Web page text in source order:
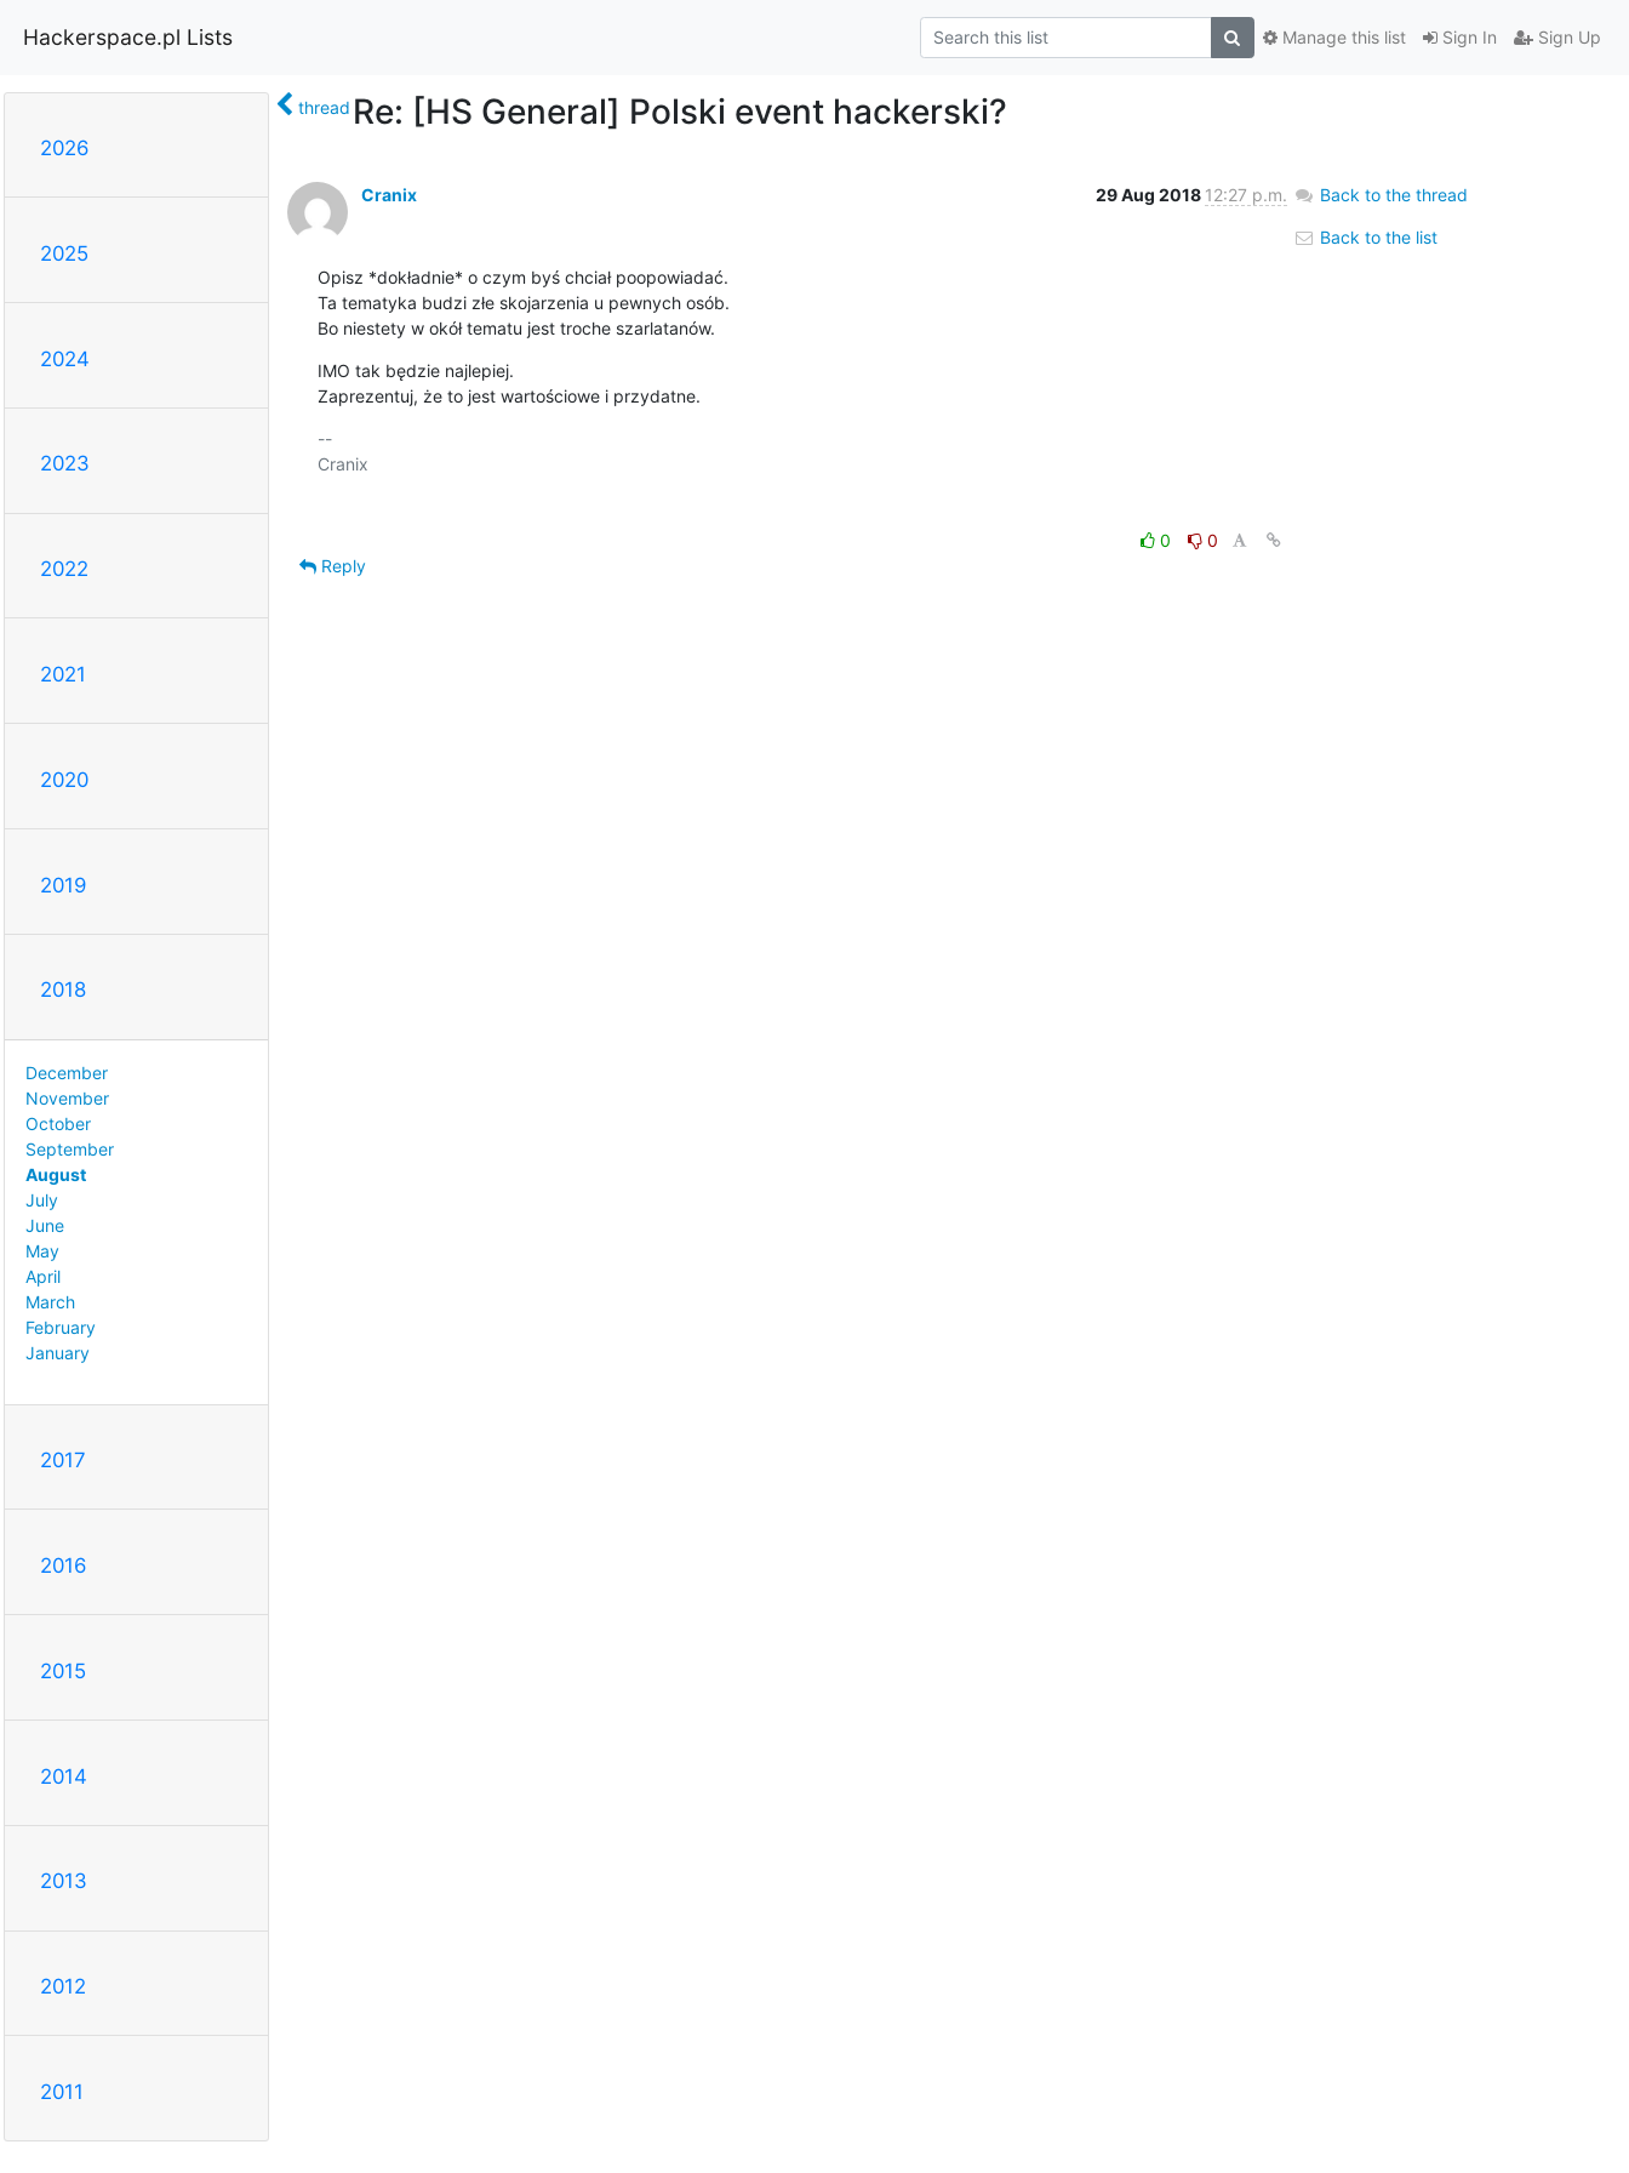
Hackerspace.pl Lists Sign In Sign Up
Manage this list
2026
2025
2024
2023
2022
2021
2020
2019
2018
December
November
October
September
August
July
June
May
April
March
February
January
2017
2016
2015
2014
2013
2012
2011
thread Re: [HS General] Polski event hackerski?
Cranix 29 Aug 2018 12:27 p.m.
Opisz *dokładnie* o czym byś chciał poopowiadać.
Ta tematyka budzi złe skojarzenia u pewnych osób.
Bo niestety w okół tematu jest troche szarlatanów.
IMO tak będzie najlepiej.
Zaprezentuj, że to jest wartościowe i przydatne.
--
Cranix
0
0
Reply
Back to the thread
Back to the list